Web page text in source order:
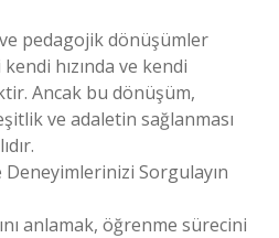
pedagojik dönüşümler
hızında ve kendi
Ancak bu dönüşüm,
ve adaletin sağlanması
Sorgulayın
anlamak, öğrenme sürecini